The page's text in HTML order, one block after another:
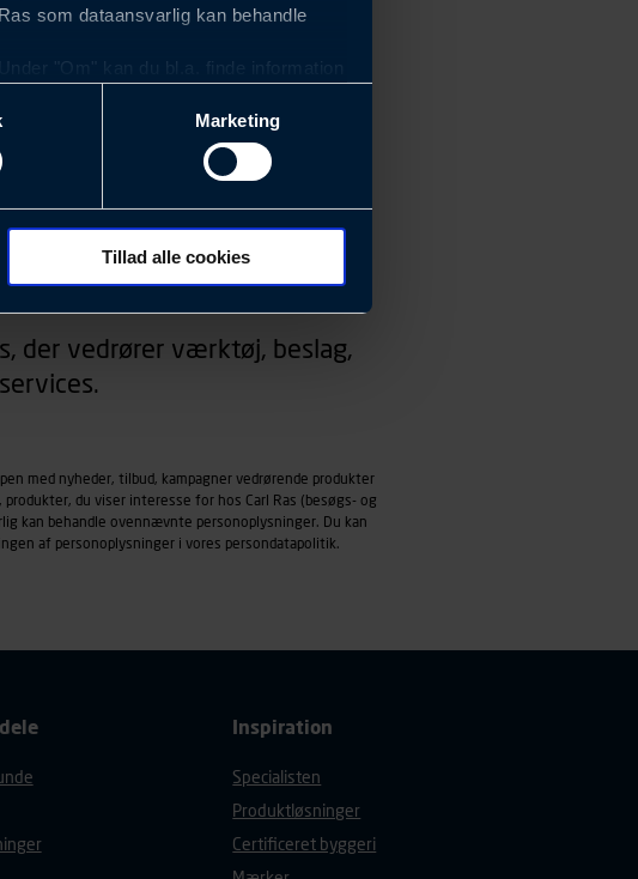
som dataansvarlig kan behandle
"Om" kan du bl.a. finde information
og effektiviteten af vores
og som derfor skal være nemme at
søgeord, IP-adresse,
om enhedstype (computer,
om behandling af
Marketing
Tillad alle cookies
der vedrører værktøj, beslag,
med nyheder, tilbud, kampagner vedrørende produkter
du viser interesse for hos Carl Ras (besøgs- og
kan behandle ovennævnte personoplysninger. Du kan
af personoplysninger i vores persondatapolitik.
Inspiration
Specialisten
Produktløsninger
Certificeret byggeri